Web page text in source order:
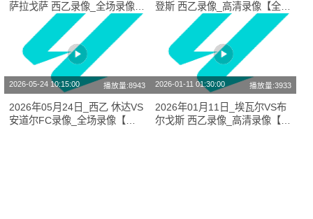
萨拉戈萨 西乙录像_全场录像
【高清回放】
登斯 西乙录像_高清录像【全场
2026-05-24 10:15:00 播放量:8943
2026年05月24日_西乙 休达VS
安道尔FC录像_全场录像【高
2026-01-11 01:30:00 播放量:3933
2026年01月11日_埃瓦尔VS布
尔戈斯 西乙录像_高清录像【全